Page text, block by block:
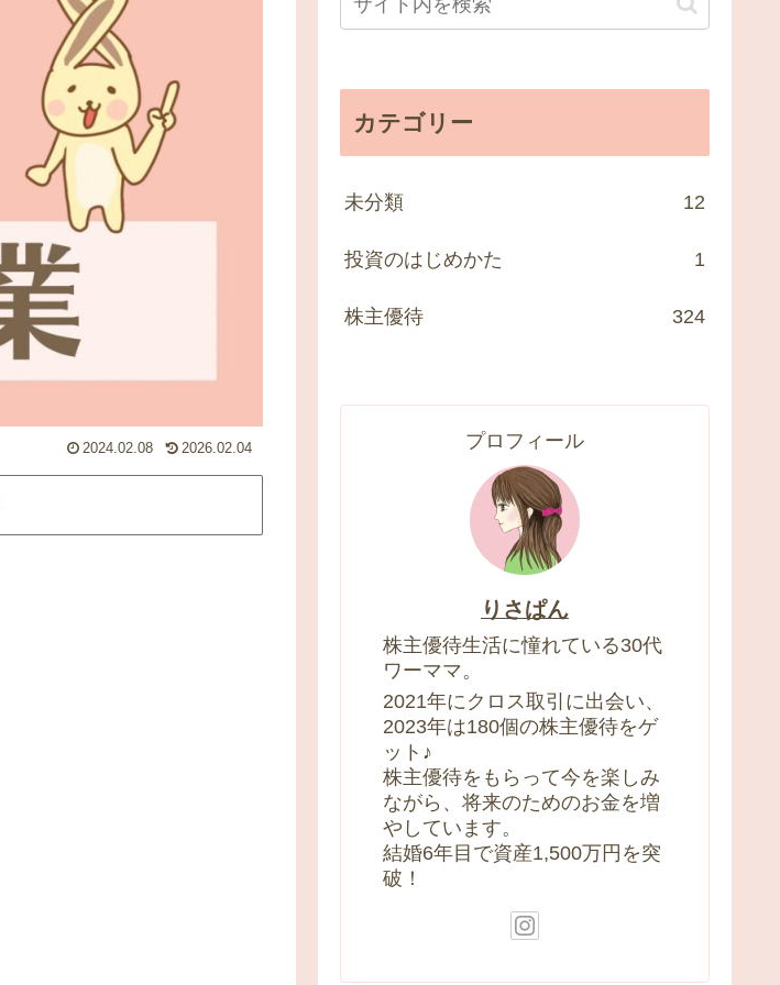
2024.02.08 2026.02.04
カテゴリー
未分類 12
投資のはじめかた 1
株主優待 324
プロフィール
りさぱん
株主優待生活に憧れている30代
ワーママ。
2021年にクロス取引に出会い、
2023年は180個の株主優待をゲ
ット♪
株主優待をもらって今を楽しみ
ながら、将来のためのお金を増
やしています。
結婚6年目で資産1,500万円を突
破！